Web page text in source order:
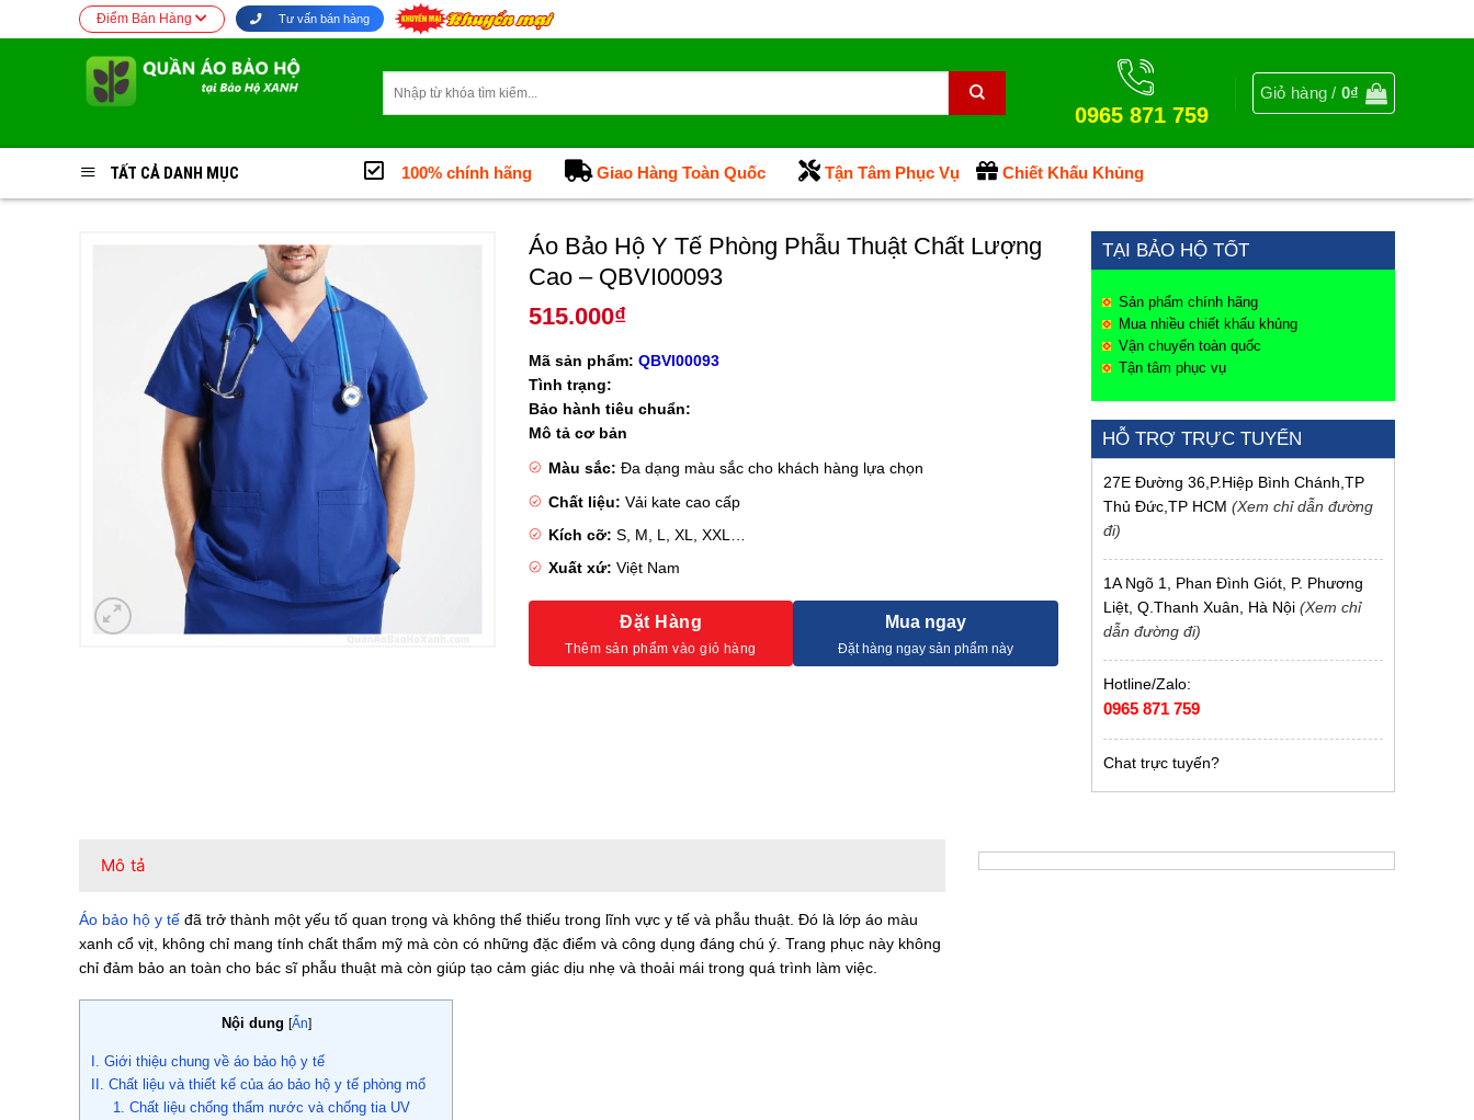
qua
Điểm Bán Hàng Tư vấn bán hàng
kiếm:
0965 871 759
Giỏ hàng /0₫
TẤT CẢ DANH MỤC 100% chính hãng Chiết Khấu Khủng
Giao Hàng Toàn Quốc Tận Tâm Phục Vụ
Áo Bảo Hộ Y Tế Phòng Phẫu Thuật Chất Lượng
Cao – QBVI00093
515.000₫
Mã sản phẩm: QBVI00093
Tình trạng:
Bảo hành tiêu chuẩn:
Mô tả cơ bản
Màu sắc: Đa dạng màu sắc cho khách hàng lựa chọn
Chất liệu: Vải kate cao cấp
Kích cỡ: S, M, L, XL, XXL…
Xuất xứ: Việt Nam
Đặt Hàng Mua ngay
TẠI BẢO HỘ TỐT
Sản phẩm chính hãng
Mua nhiều chiết khấu khủng
Vận chuyển toàn quốc
Tận tâm phục vụ
HỖ TRỢ TRỰC TUYẾN
27E Đường 36,P.Hiệp Bình Chánh,TP
Thủ Đức,TP HCM (Xem chỉ dẫn đường
đi)
1A Ngõ 1, Phan Đình Giót, P. Phương
Liệt, Q.Thanh Xuân, Hà Nội (Xem chỉ
dẫn đường đi)
Hotline/Zalo:
0965 871 759
Chat trực tuyến?
Mô tả
Áo bảo hộ y tế đã trở thành một yếu tố quan trọng và không thể thiếu trong lĩnh vực y tế và phẫu thuật. Đó là lớp áo màu
xanh cổ vịt, không chỉ mang tính chất thẩm mỹ mà còn có những đặc điểm và công dụng đáng chú ý. Trang phục này không
chỉ đảm bảo an toàn cho bác sĩ phẫu thuật mà còn giúp tạo cảm giác dịu nhẹ và thoải mái trong quá trình làm việc.
Nội dung [Ẩn]
I. Giới thiệu chung về áo bảo hộ y tế
II. Chất liệu và thiết kế của áo bảo hộ y tế phòng mổ
1. Chất liệu chống thấm nước và chống tia UV